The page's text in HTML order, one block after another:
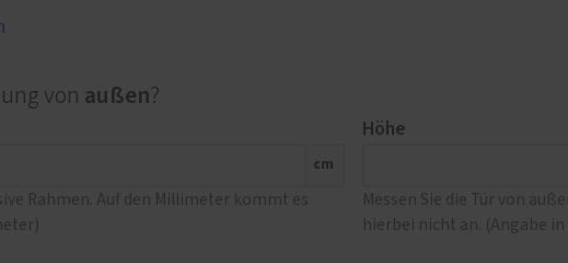
von außen?
cm
Rahmen. Auf den Millimeter kommt es
Höhe
Messen Sie die Tür von
hierbei nicht an. (Angabe